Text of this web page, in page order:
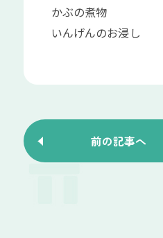
かぶの煮物
いんげんのお浸し
前の記事へ